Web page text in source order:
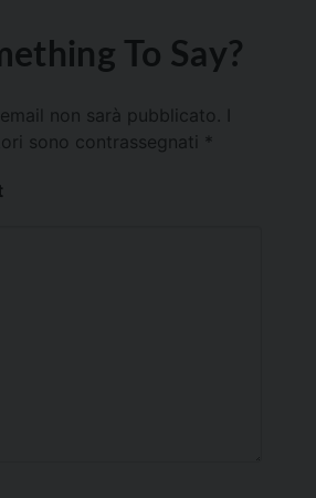
To Say?
non sarà pubblicato.
sono contrassegnati *